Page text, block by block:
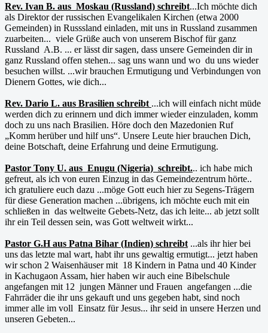
Rev. Ivan B. aus Moskau (Russland) schreibt...Ich möchte dich
als Direktor der russischen Evangelikalen Kirchen (etwa 2000
Gemeinden) in Russsland einladen, mit uns in Russland zusammen
zuarbeiten... viele Grüße auch von unserem Bischof für ganz
Russland A.B. ... er lässt dir sagen, dass unsere Gemeinden dir in
ganz Russland offen stehen... sag uns wann und wo du uns wieder
besuchen willst. ...wir brauchen Ermutigung und Verbindungen von
Dienern Gottes, wie dich...
Rev. Dario L. aus Brasilien schreibt ...ich will einfach nicht müde
werden dich zu erinnern und dich immer wieder einzuladen, komm
doch zu uns nach Brasilien. Höre doch den Mazedonien Ruf
„Komm herüber und hilf uns“. Unsere Leute hier brauchen Dich,
deine Botschaft, deine Erfahrung und deine Ermutigung.
Pastor Tony U. aus Enugu (Nigeria) schreibt... ich habe mich
gefreut, als ich von euren Einzug in das Gemeindezentrum hörte..
ich gratuliere euch dazu ...möge Gott euch hier zu Segens-Trägern
für diese Generation machen ...übrigens, ich möchte euch mit ein
schließen in das weltweite Gebets-Netz, das ich leite... ab jetzt sollt
ihr ein Teil dessen sein, was Gott weltweit wirkt...
Pastor G.H aus Patna Bihar (Indien) schreibt ...als ihr hier bei
uns das letzte mal wart, habt ihr uns gewaltig ermutigt... jetzt haben
wir schon 2 Waisenhäuser mit 18 Kindern in Patna und 40 Kinder
in Kachugaon Assam, hier haben wir auch eine Bibelschule
angefangen mit 12 jungen Männer und Frauen angefangen ...die
Fahrräder die ihr uns gekauft und uns gegeben habt, sind noch
immer alle im voll Einsatz für Jesus... ihr seid in unsere Herzen und
unseren Gebeten...